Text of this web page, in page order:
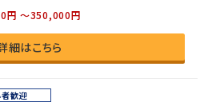
円 ～350,000円
細はこちら
歓迎